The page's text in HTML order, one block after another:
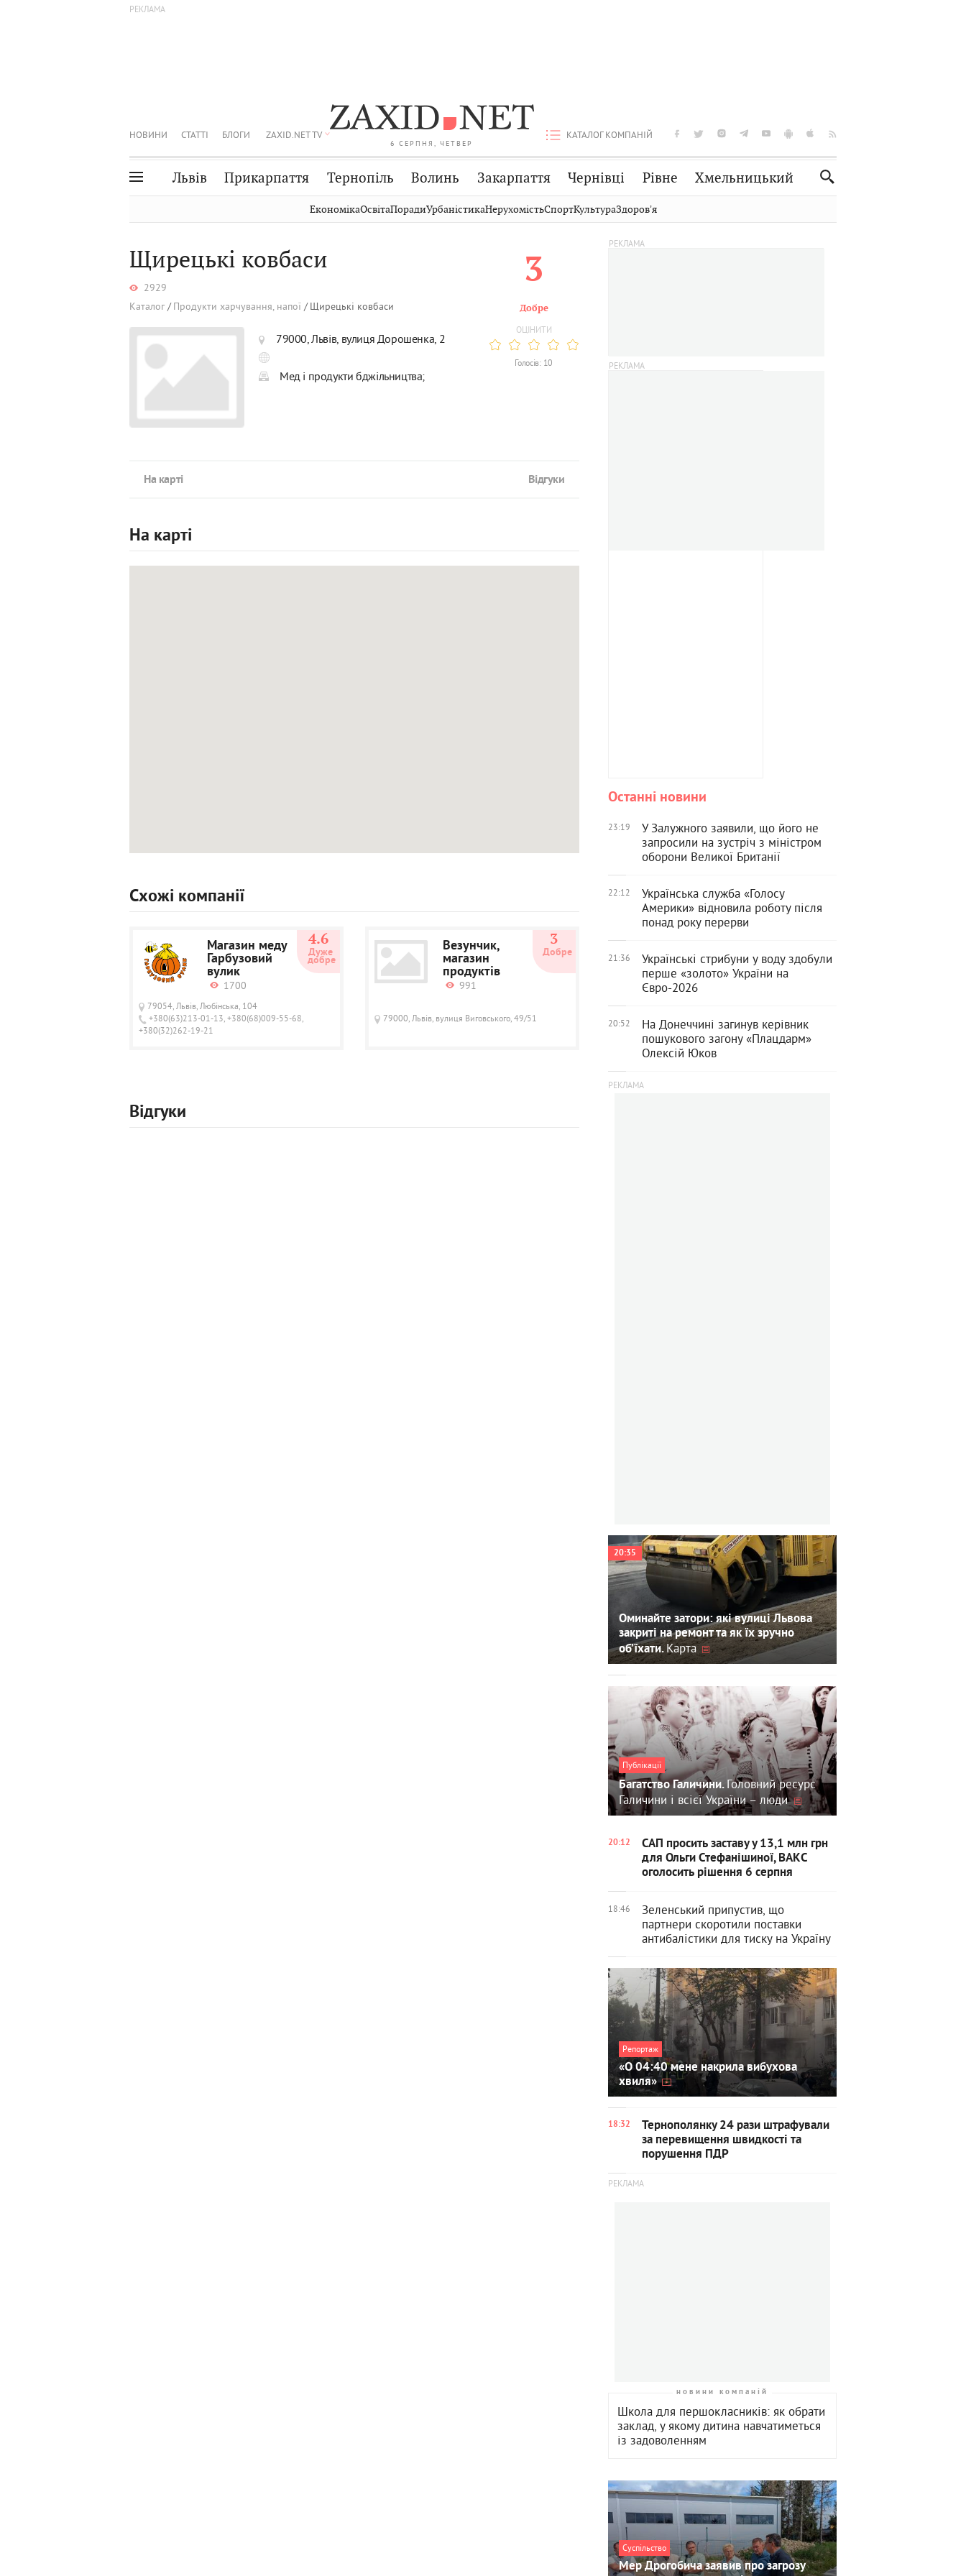
6 СЕРПНЯ, ЧЕТВЕР
НОВИНИ СТАТТІ БЛОГИ ZAXID.NET TV КАТАЛОГ КОМПАНІЙ
Львів Прикарпаття Тернопіль Волинь Закарпаття Чернівці Рівне Хмельницький
Волинь
Закарпаття
Чернівці
Стрий
Публікації Авто Словко
ЕкономікаОсвітаПорадиУрбаністикаНерухомістьСпортКультураЗдоровʼя
Щирецькі ковбаси
2929
Каталог
Продукти харчування, напої Щирецькі ковбаси
79000, Львів, вулиця Дорошенка, 2
Мед і продукти бджільництва;
3
Добре
ОЦІНИТИ
Голосів: 10
На карті Відгуки
На карті
Схожі компанії
Магазин меду
Гарбузовий
вулик
1700
79054, Львів, Любінська, 104
+380(63)213-01-13, +380(68)009-55-68,
+380(32)262-19-21
4.6
Дуже
добре
Везунчик,
магазин
продуктів
991
79000, Львів, вулиця Виговського, 49/51
3
Добре
Відгуки
Останні новини
23:19
У Залужного заявили, що його не
запросили на зустріч з міністром
оборони Великої Британії
22:12
Українська служба «Голосу
Америки» відновила роботу після
понад року перерви
21:36
Українські стрибуни у воду здобули
перше «золото» України на
Євро-2026
20:52
На Донеччині загинув керівник
пошукового загону «Плацдарм»
Олексій Юков
20:35
Оминайте затори: які вулиці Львова
закриті на ремонт та як їх зручно
об’їхати. Карта
Публікації
Багатство Галичини.Головний ресурс
Галичини і всієї України – люди
20:12
САП просить заставу у 13,1 млн грн
для Ольги Стефанішиної, ВАКС
оголосить рішення 6 серпня
18:46
Зеленський припустив, що
партнери скоротили поставки
антибалістики для тиску на Україну
Репортаж
«О 04:40 мене накрила вибухова
хвиля»
18:32
Тернополянку 24 рази штрафували
за перевищення швидкості та
порушення ПДР
новини компаній
Школа для першокласників: як обрати
заклад, у якому дитина навчатиметься
із задоволенням
Суспільство
Мер Дрогобича заявив про загрозу